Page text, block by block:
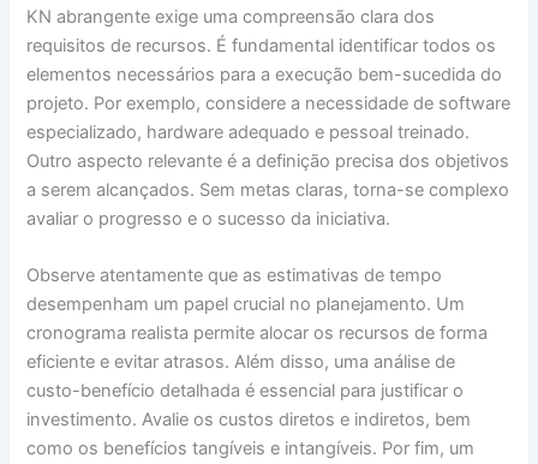
KN abrangente exige uma compreensão clara dos
requisitos de recursos. É fundamental identificar todos os
elementos necessários para a execução bem-sucedida do
projeto. Por exemplo, considere a necessidade de software
especializado, hardware adequado e pessoal treinado.
Outro aspecto relevante é a definição precisa dos objetivos
a serem alcançados. Sem metas claras, torna-se complexo
avaliar o progresso e o sucesso da iniciativa.
Observe atentamente que as estimativas de tempo
desempenham um papel crucial no planejamento. Um
cronograma realista permite alocar os recursos de forma
eficiente e evitar atrasos. Além disso, uma análise de
custo-benefício detalhada é essencial para justificar o
investimento. Avalie os custos diretos e indiretos, bem
como os benefícios tangíveis e intangíveis. Por fim, um